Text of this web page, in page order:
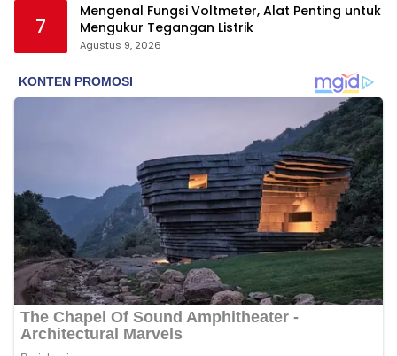
7
Mengenal Fungsi Voltmeter, Alat Penting untuk
Mengukur Tegangan Listrik
Agustus 9, 2026